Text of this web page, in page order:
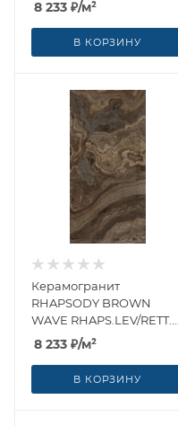
(Италия)
8 233 ₽/м²
В КОРЗИНУ
Керамогранит
RHAPSODY BROWN
WAVE RHAPS.LEV/RETT.
(117425) 60x120 от Naxos
Ceramica (Италия)
8 233 ₽/м²
В КОРЗИНУ